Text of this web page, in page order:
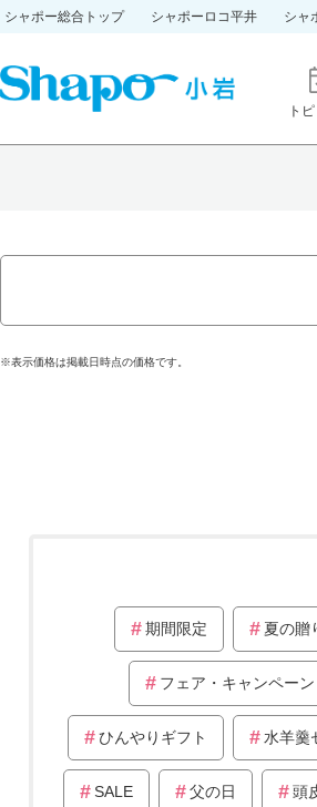
シャポー総合トップ シャポーロコ平井 シャ
ト
※表示価格は掲載日時点の価格です。
期間限定 夏の贈
フェア・キャンペーン
ひんやりギフト 水羊羹
SALE 父の日 頭